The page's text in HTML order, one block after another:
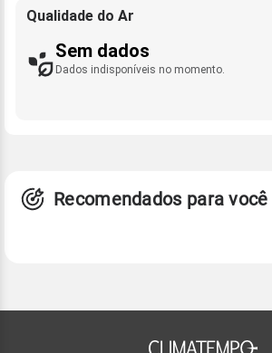
Qualidade do Ar
Sem dados
Dados indisponíveis no momento.
Recomendados para você